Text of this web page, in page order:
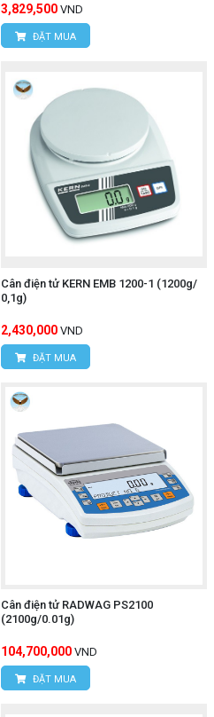
3,829,500 VND
ĐẶT MUA
Cân điện tử KERN EMB 1200-1 (1200g/
0,1g)
2,430,000 VND
ĐẶT MUA
Cân điện tử RADWAG PS2100
(2100g/0.01g)
104,700,000 VND
ĐẶT MUA